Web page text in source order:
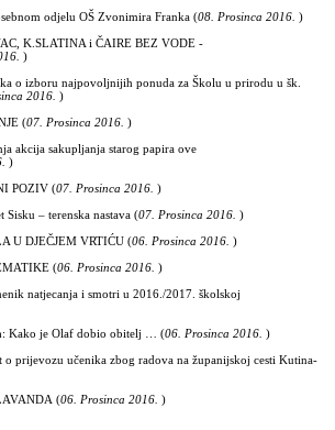
odjelu OŠ Zvonimira Franka (08. Prosinca 2016. )
K.SLATINA i ČAIRE BEZ VODE -
)
o izboru najpovoljnijih ponuda za Školu u prirodu u šk.
2016. )
(07. Prosinca 2016. )
akcija sakupljanja starog papira ove
)
POZIV (07. Prosinca 2016. )
Sisku – terenska nastava (07. Prosinca 2016. )
U DJEČJEM VRTIĆU (06. Prosinca 2016. )
(06. Prosinca 2016. )
natjecanja i smotri u 2016./2017. školskoj
: Kako je Olaf dobio obitelj … (06. Prosinca 2016. )
o prijevozu učenika zbog radova na županijskoj cesti Kutina-
(06. Prosinca 2016. )